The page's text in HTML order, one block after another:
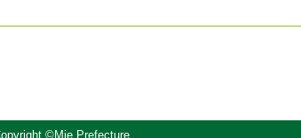
©Mie Prefecture